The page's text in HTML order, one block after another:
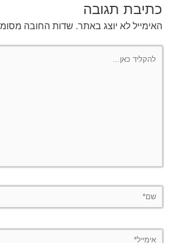
כתיבת תגובה
האימייל לא יוצג באתר. שדות החובה
כאן...
אימייל*